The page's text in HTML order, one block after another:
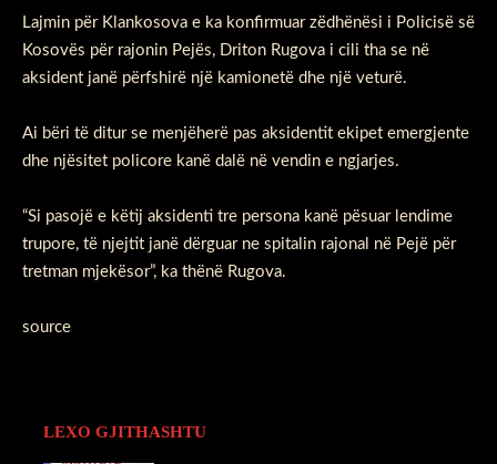
Lajmin për Klankosova e ka konfirmuar zëdhënësi i Policisë së
Kosovës për rajonin Pejës, Driton Rugova i cili tha se në
aksident janë përfshirë një kamionetë dhe një veturë.
Ai bëri të ditur se menjëherë pas aksidentit ekipet emergjente
dhe njësitet policore kanë dalë në vendin e ngjarjes.
“Si pasojë e këtij aksidenti tre persona kanë pësuar lendime
trupore, të njejtit janë dërguar ne spitalin rajonal në Pejë për
tretman mjekësor”, ka thënë Rugova.
source
LEXO GJITHASHTU